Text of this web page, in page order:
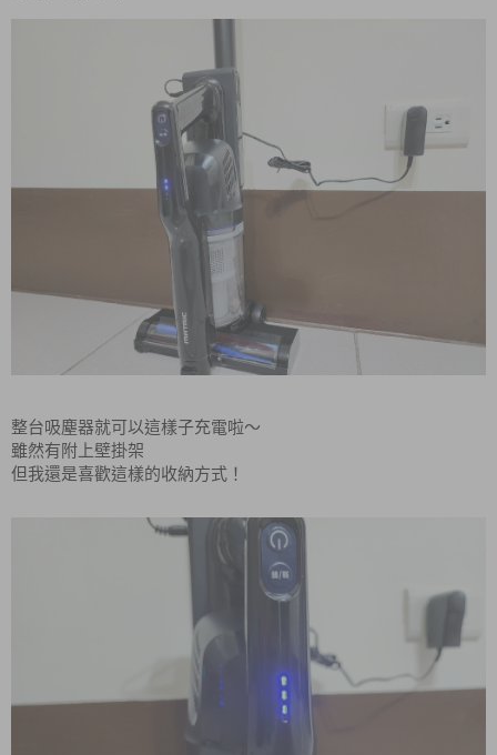
整台吸塵器就可以這樣子充電啦～
雖然有附上壁掛架
但我還是喜歡這樣的收納方式！